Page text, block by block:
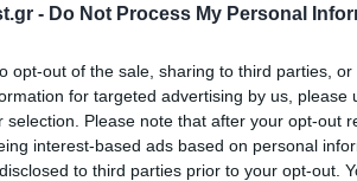
- Do Not Process My Personal
opt-out of the sale, sharing to third parties,
for targeted advertising by us, please
selection. Please note that after your opt-out
interest-based ads based on personal
to third parties prior to your opt-out.